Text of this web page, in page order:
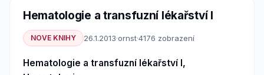
Hematologie a transfuzní lékařství I
NOVE KNIHY 26.1.2013·ornst·4176 zobrazení
Hematologie a transfuzní lékařství I,